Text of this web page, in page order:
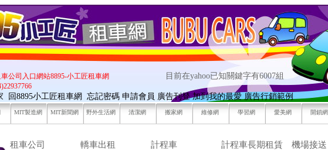
公司入口網站8895-小工匠租車網 目前在yahoo已知關鍵字有6007組
回8895小工匠租車網 忘記密碼 申請會員 廣告刊登 加到我的最愛 廣告行銷範例
MIT製造網 MIT新聞網 野外生活網 清潔網 搬家網 維修網 學習網 愛美網 開鎖網
租車公司 轎車出租 計程車 計程車長期租賃 機場接送